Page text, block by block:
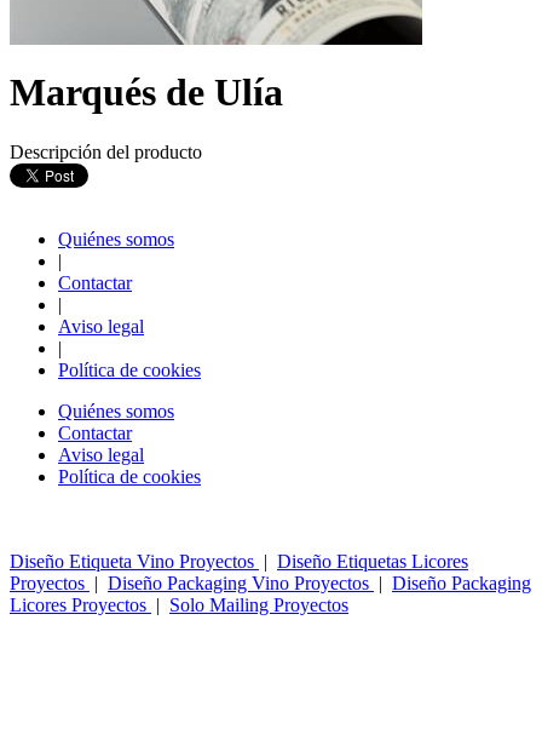
Marqués de Ulía
Descripción del producto
Quiénes somos
|
Contactar
|
Aviso legal
|
Política de cookies
Quiénes somos
Contactar
Aviso legal
Política de cookies
Diseño Etiqueta Vino Proyectos | Diseño Etiquetas Licores
Proyectos | Diseño Packaging Vino Proyectos | Diseño Packaging
Licores Proyectos | Solo Mailing Proyectos